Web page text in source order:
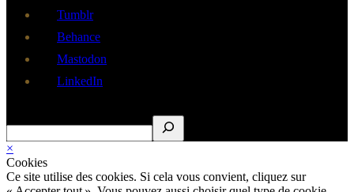
Tumblr
Behance
Mastodon
LinkedIn
×
Cookies
Ce site utilise des cookies. Si cela vous convient, cliquez sur